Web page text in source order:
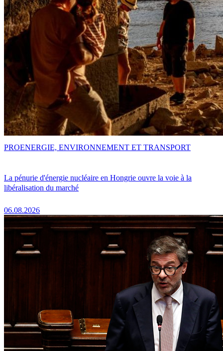
La pénurie d'énergie nucléaire en Hongrie ouvre la voie à la
libéralisation du marché
06.08.2026
PROENERGIE, ENVIRONNEMENT ET TRANSPORT